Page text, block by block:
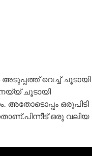
അടുപ്പത്ത് വെച്ച് ചൂടായി
ചൂടായി
അതോടൊപ്പം ഒരുപിടി
ഒരു വലിയ